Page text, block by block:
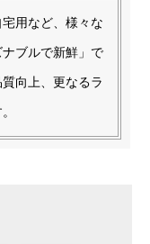
用など、様々な
ブルで新鮮」で
向上、更なるラ